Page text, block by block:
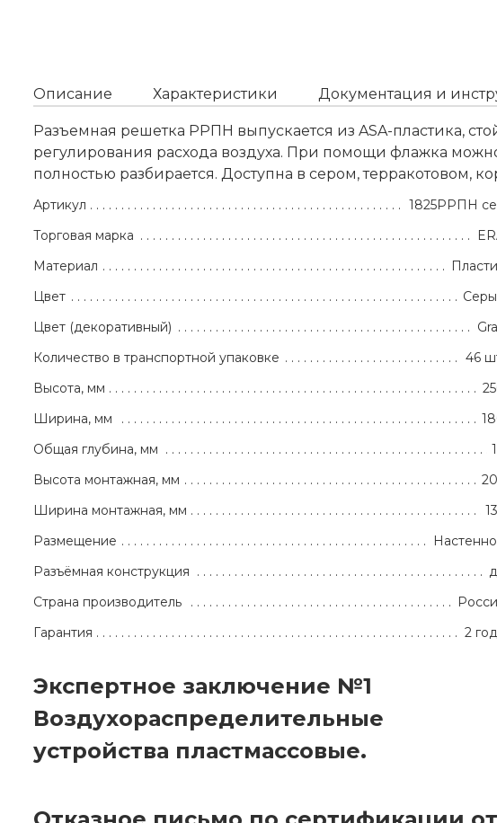
Описание Характеристики Документация и
Разъемная решетка РРПН выпускается из ASA-пластика,
регулирования расхода воздуха. При помощи флажка
полностью разбирается. Доступна в сером, терракотовом,
Артикул
1825РРПН
Торговая марка
Материал
Цвет
Цвет (декоративный)
Количество в транспортной упаковке
46
Высота, мм
Ширина, мм
Общая глубина, мм
Высота монтажная, мм
Ширина монтажная, мм
Размещение
Разъёмная конструкция
Страна производитель
Гарантия
2
Экспертное заключение №1
Воздухораспределительные
устройства пластмассовые.